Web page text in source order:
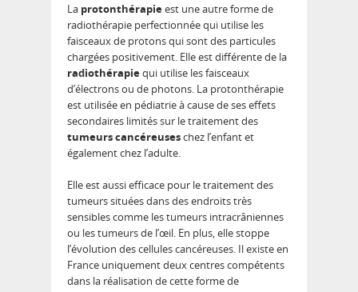
La protonthérapieest une autre forme de
radiothérapie perfectionnée qui utilise les
faisceaux de protons qui sont des particules
chargées positivement. Elle est différente de la
radiothérapiequi utilise les faisceaux
d’électrons ou de photons. La protonthérapie
est utilisée en pédiatrie à cause de ses effets
secondaires limités sur le traitement des
tumeurs cancéreuseschez l’enfant et
également chez l’adulte.
Elle est aussi efficace pour le traitement des
tumeurs situées dans des endroits très
sensibles comme les tumeurs intracrâniennes
ou les tumeurs de l’œil. En plus, elle stoppe
l’évolution des cellules cancéreuses. Il existe en
France uniquement deux centres compétents
dans la réalisation de cette forme de